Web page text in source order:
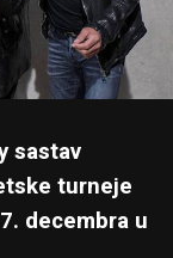
sastav
turneje
decembra u